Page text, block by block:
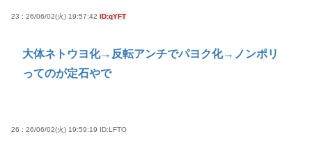
23 : 26/06/02(火) 19:57:42 ID:qYFT
大体ネトウヨ化→反転アンチでパヨク化→ノンポリ
ってのが定石やで
26 : 26/06/02(火) 19:59:19 ID:LFTO